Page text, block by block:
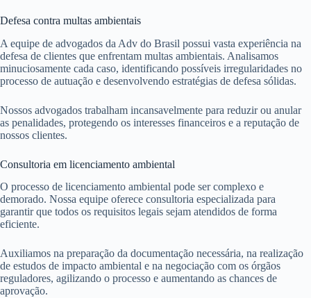
Defesa contra multas ambientais
A equipe de advogados da Adv do Brasil possui vasta experiência na
defesa de clientes que enfrentam multas ambientais. Analisamos
minuciosamente cada caso, identificando possíveis irregularidades no
processo de autuação e desenvolvendo estratégias de defesa sólidas.
Nossos advogados trabalham incansavelmente para reduzir ou anular
as penalidades, protegendo os interesses financeiros e a reputação de
nossos clientes.
Consultoria em licenciamento ambiental
O processo de licenciamento ambiental pode ser complexo e
demorado. Nossa equipe oferece consultoria especializada para
garantir que todos os requisitos legais sejam atendidos de forma
eficiente.
Auxiliamos na preparação da documentação necessária, na realização
de estudos de impacto ambiental e na negociação com os órgãos
reguladores, agilizando o processo e aumentando as chances de
aprovação.